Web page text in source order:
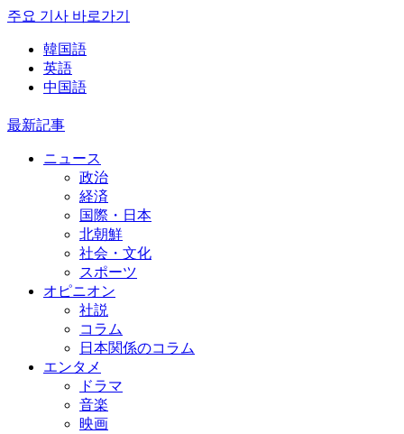
주요 기사 바로가기
韓国語
英語
中国語
最新記事
ニュース
政治
経済
国際・日本
北朝鮮
社会・文化
スポーツ
オピニオン
社説
コラム
日本関係のコラム
エンタメ
ドラマ
音楽
映画